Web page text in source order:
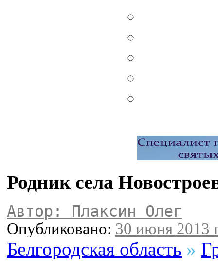
Родник села
Автор: Плаксин Олег
Опубликовано: 30 июня 2013
Белгородская область »